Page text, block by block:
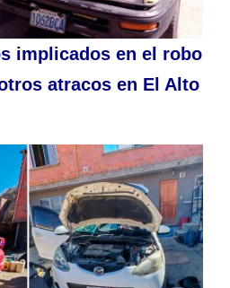
implicados en el robo
atracos en El Alto